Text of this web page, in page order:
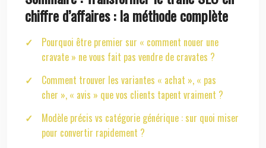
chiffre d’affaires : la méthode complète
Pourquoi être premier sur « comment nouer une
cravate » ne vous fait pas vendre de cravates ?
Comment trouver les variantes « achat », « pas
cher », « avis » que vos clients tapent vraiment ?
Modèle précis vs catégorie générique : sur quoi miser
pour convertir rapidement ?